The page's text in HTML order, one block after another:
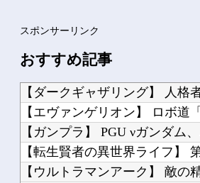
スポンサーリンク
おすすめ記事